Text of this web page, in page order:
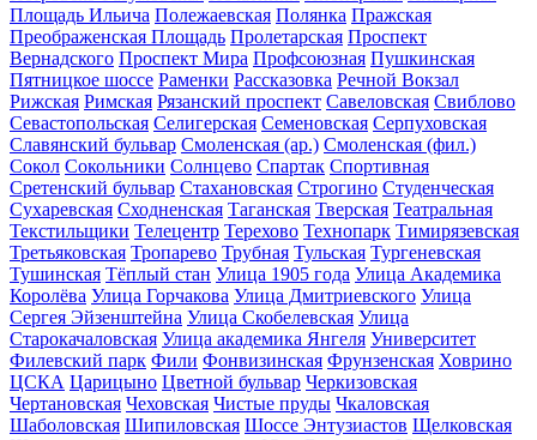
Площадь Ильича Полежаевская Полянка Пражская
Преображенская Площадь Пролетарская Проспект
Вернадского Проспект Мира Профсоюзная Пушкинская
Пятницкое шоссе Раменки Рассказовка Речной Вокзал
Рижская Римская Рязанский проспект Савеловская Свиблово
Севастопольская Селигерская Семеновская Серпуховская
Славянский бульвар Смоленская (ар.) Смоленская (фил.)
Сокол Сокольники Солнцево Спартак Спортивная
Сретенский бульвар Стахановская Строгино Студенческая
Сухаревская Сходненская Таганская Тверская Театральная
Текстильщики Телецентр Терехово Технопарк Тимирязевская
Третьяковская Тропарево Трубная Тульская Тургеневская
Тушинская Тёплый стан Улица 1905 года Улица Академика
Королёва Улица Горчакова Улица Дмитриевского Улица
Сергея Эйзенштейна Улица Скобелевская Улица
Старокачаловская Улица академика Янгеля Университет
Филевский парк Фили Фонвизинская Фрунзенская Ховрино
ЦСКА Царицыно Цветной бульвар Черкизовская
Чертановская Чеховская Чистые пруды Чкаловская
Шаболовская Шипиловская Шоссе Энтузиастов Щелковская